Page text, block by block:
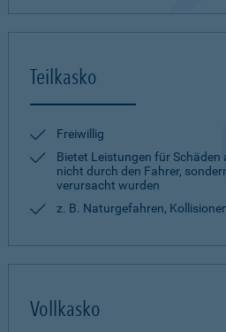
Teilkasko
Freiwillig
Bietet Leistungen für Schäden
nicht durch den Fahrer,
verursacht wurden
z. B. Naturgefahren,
Vollkasko